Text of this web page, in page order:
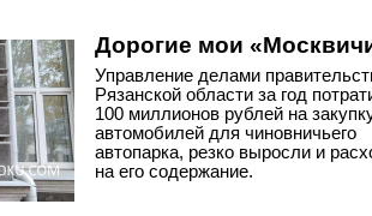
Дорогие мои
Управление делами
Рязанской области за год
100 миллионов рублей на
автомобилей для чиновничьего
автопарка, резко выросли и
на его содержание.